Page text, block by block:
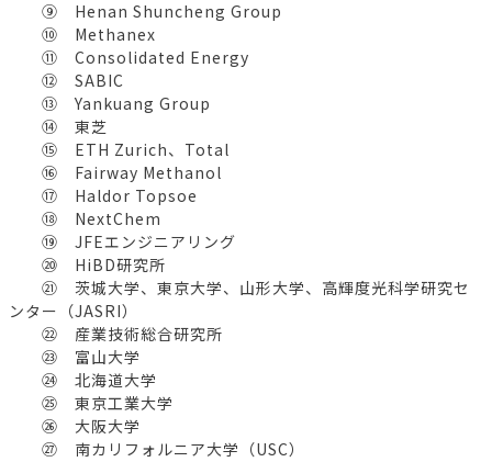
⑨ Henan Shuncheng Group
⑩ Methanex
⑪ Consolidated Energy
⑫ SABIC
⑬ Yankuang Group
⑭ 東芝
⑮ ETH Zurich、Total
⑯ Fairway Methanol
⑰ Haldor Topsoe
⑱ NextChem
⑲ JFEエンジニアリング
⑳ HiBD研究所
㉑ 茨城大学、東京大学、山形大学、高輝度光科学研究セ
ンター（JASRI）
㉒ 産業技術総合研究所
㉓ 富山大学
㉔ 北海道大学
㉕ 東京工業大学
㉖ 大阪大学
㉗ 南カリフォルニア大学（USC）